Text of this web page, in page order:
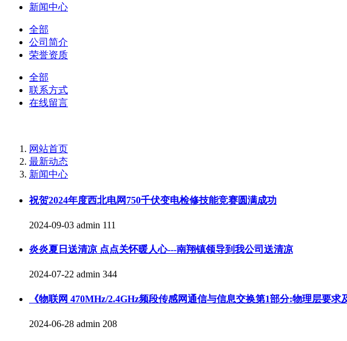
新闻中心
全部
公司简介
荣誉资质
全部
联系方式
在线留言
网站首页
最新动态
新闻中心
祝贺2024年度西北电网750千伏变电检修技能竞赛圆满成功
2024-09-03 admin 111
炎炎夏日送清凉 点点关怀暖人心---南翔镇领导到我公司送清凉
2024-07-22 admin 344
《物联网 470MHz/2.4GHz频段传感网通信与信息交换第1部分:物理层要
2024-06-28 admin 208